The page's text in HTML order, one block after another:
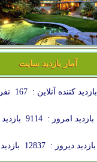
آمار بازدید سایت
بازدید کننده آنلاین : 167 نفر
بازدید امروز : 9114 بازدید
بازدید دیروز : 12837 بازدید